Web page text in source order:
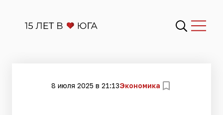
8 июля 2025 в 21:13Экономика